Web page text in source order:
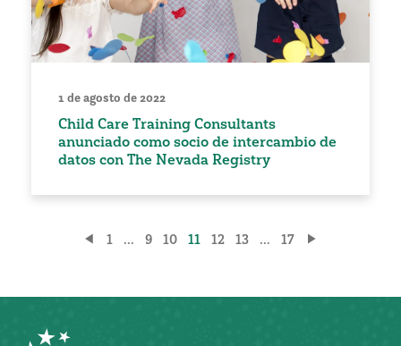
1 de agosto de 2022
Child Care Training Consultants
anunciado como socio de intercambio de
datos con The Nevada Registry
Paginación
entradas
1 ... 9 10 11 12 13 ... 17